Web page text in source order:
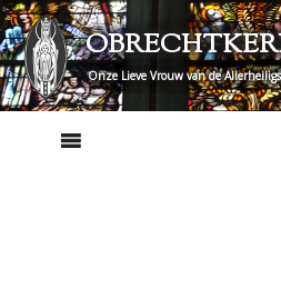
Skip
to
content
Onze Lieve Vrouw van de